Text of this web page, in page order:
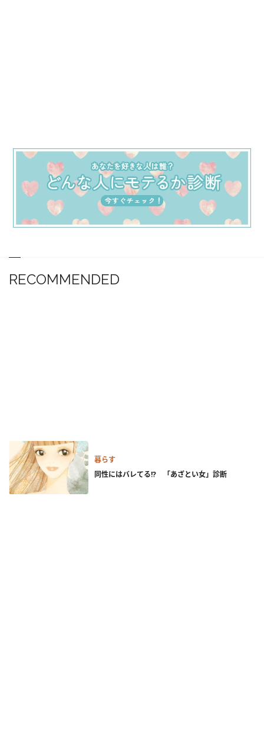
RECOMMENDED
暮らす
同性にはバレてる!? 「あざとい女」診断